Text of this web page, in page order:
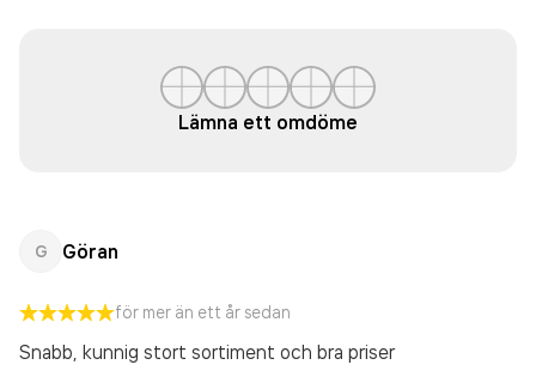
Lämna ett omdöme
G Göran
för mer än ett år sedan
Snabb, kunnig stort sortiment och bra priser